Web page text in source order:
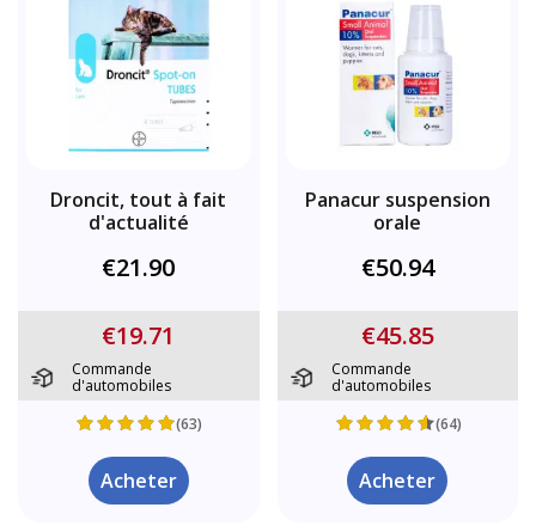
Droncit, tout à fait
d'actualité
€21.90
€19.71
Commande
d'automobiles
(63)
Acheter
Panacur suspension
orale
€50.94
€45.85
Commande
d'automobiles
(64)
Acheter